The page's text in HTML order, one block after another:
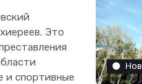
Это
и спортивные